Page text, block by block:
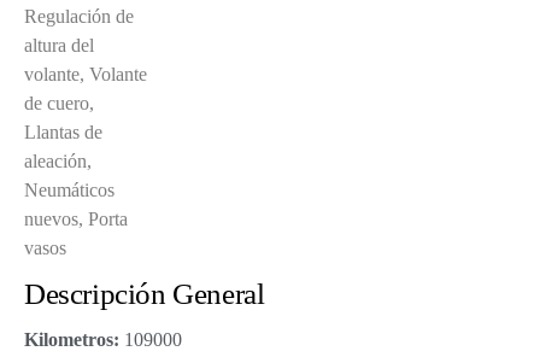
Regulación de
altura del
volante, Volante
de cuero,
Llantas de
aleación,
Neumáticos
nuevos, Porta
vasos
Descripción General
Kilometros: 109000